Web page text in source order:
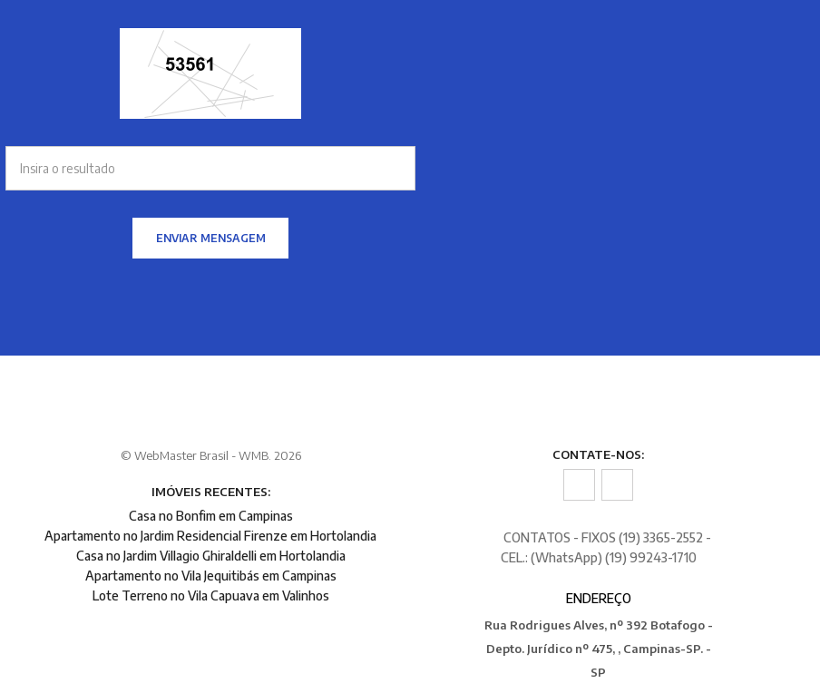
ENVIAR MENSAGEM
© WebMaster Brasil - WMB. 2026
IMÓVEIS RECENTES:
Casa no Bonfim em Campinas
Apartamento no Jardim Residencial Firenze em Hortolandia
Casa no Jardim Villagio Ghiraldelli em Hortolandia
Apartamento no Vila Jequitibás em Campinas
Lote Terreno no Vila Capuava em Valinhos
CONTATE-NOS:
CONTATOS - FIXOS (19) 3365-2552 -
CEL.: (WhatsApp) (19) 99243-1710
ENDEREÇO
Rua Rodrigues Alves, nº 392 Botafogo -
Depto. Jurídico nº 475, , Campinas-SP. -
SP